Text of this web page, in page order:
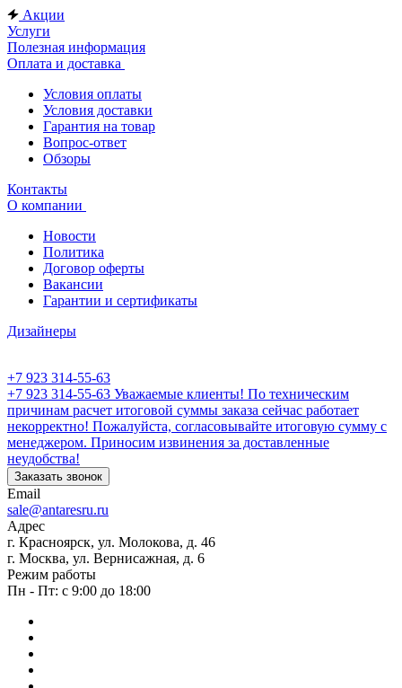
Акции
Услуги
Полезная информация
Оплата и доставка
Условия оплаты
Условия доставки
Гарантия на товар
Вопрос-ответ
Обзоры
Контакты
О компании
Новости
Политика
Договор оферты
Вакансии
Гарантии и сертификаты
Дизайнеры
+7 923 314-55-63
+7 923 314-55-63 Уважаемые клиенты! По техническим
причинам расчет итоговой суммы заказа сейчас работает
некорректно! Пожалуйста, согласовывайте итоговую сумму с
менеджером. Приносим извинения за доставленные
неудобства!
Заказать звонок
Email
sale@antaresru.ru
Адрес
г. Красноярск, ул. Молокова, д. 46
г. Москва, ул. Вернисажная, д. 6
Режим работы
Пн - Пт: с 9:00 до 18:00